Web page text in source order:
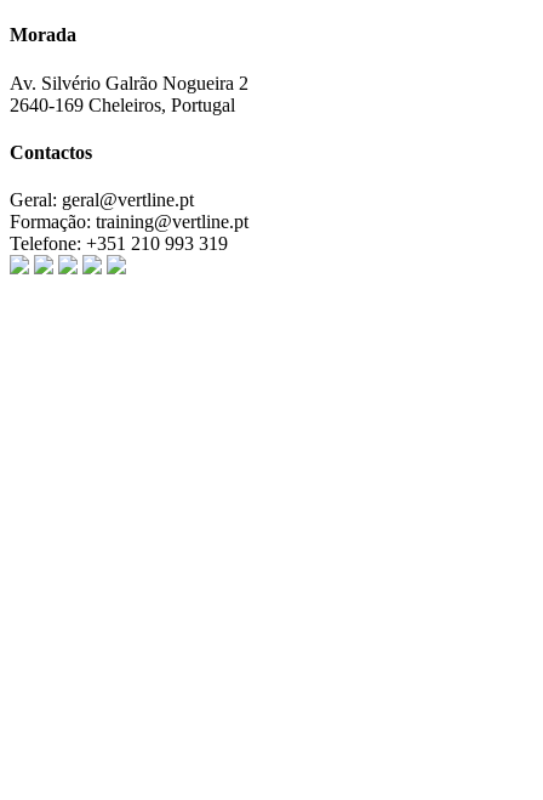
Morada
Av. Silvério Galrão Nogueira 2
2640-169 Cheleiros, Portugal
Contactos
Geral: geral@vertline.pt
Formação: training@vertline.pt
Telefone: +351 210 993 319